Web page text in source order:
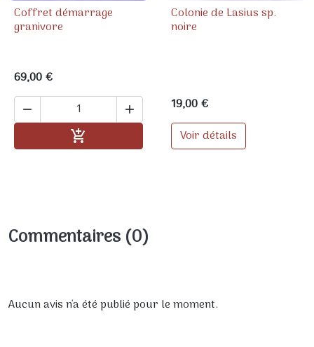
Coffret démarrage
granivore
69,00 €
 

Colonie de Lasius sp.
noire
19,00 €
Voir détails
Commentaires (0)
Aucun avis n'a été publié pour le moment.